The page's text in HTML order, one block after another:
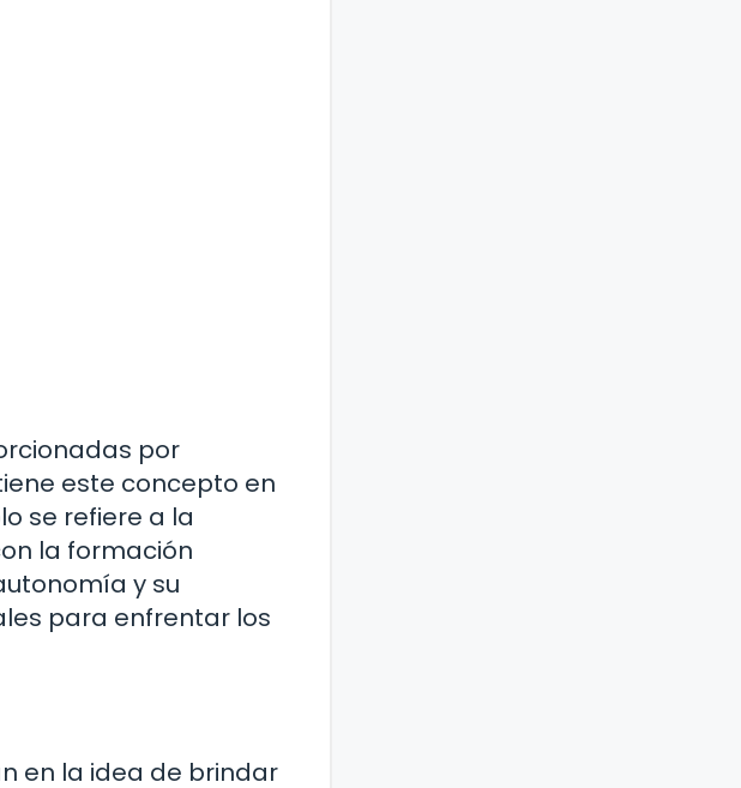
por
este concepto en
se refiere a la
la formación
y su
para enfrentar los
en la idea de brindar